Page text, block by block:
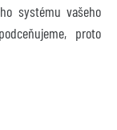
systému vašeho
proto